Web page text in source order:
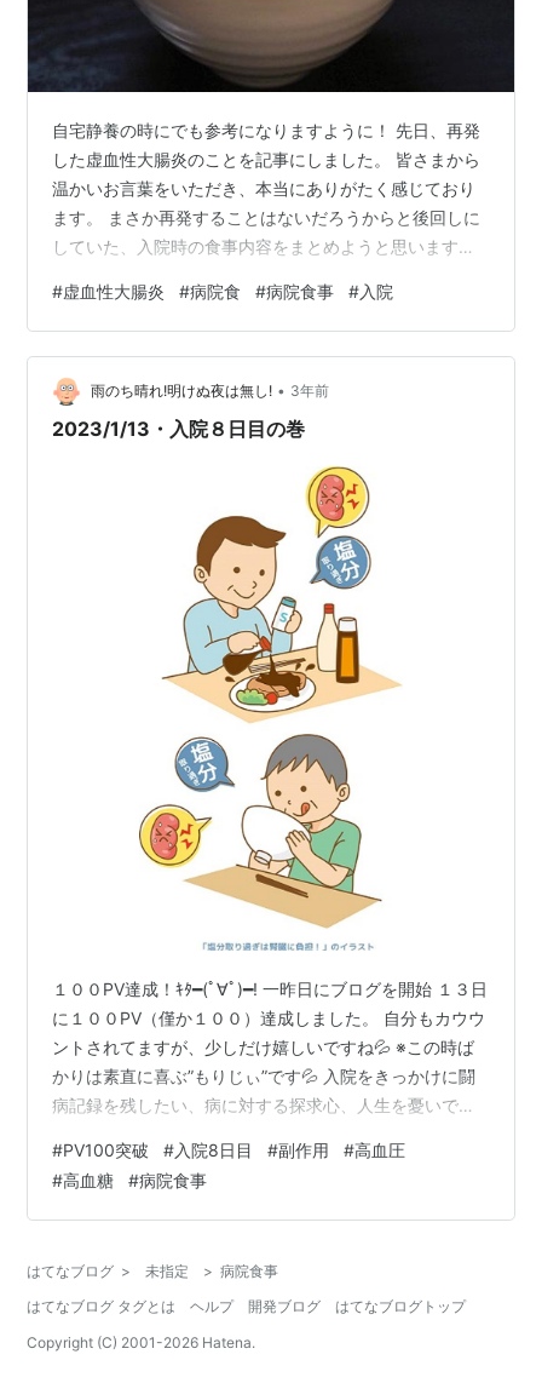
自宅静養の時にでも参考になりますように！ 先日、再発
した虚血性大腸炎のことを記事にしました。 皆さまから
温かいお言葉をいただき、本当にありがたく感じており
ます。 まさか再発することはないだろうからと後回しに
していた、入院時の食事内容をまとめようと思います。
る方の何らかの助けになれば幸いです。全３回にわたる
予定ですので、よろしければお付き合いください。 虚血
性大腸炎 - Wikipedia に罹ったのは３年前だと思ってい
たのですが、この記事を書くために写真を見直したら ２
０２１年の１０月のことでした。うーむ、勘違い(*‘∀‘) で
#虚血性大腸炎 #病院食 #病院食事 #入院
雨のち晴れ!明けぬ夜は無し! • 3年前
2023/1/13・入院８日目の巻
１００PV達成！ｷﾀ━(ﾟ∀ﾟ)━! 一昨日にブログを開始 １３日
に１００PV（僅か１００）達成しました。 自分もカウウ
ントされてますが、少しだけ嬉しいですね💦 ※この時ば
かりは素直に喜ぶ”もりじぃ”です💦 入院をきっかけに闘
病記録を残したい、病に対する探求心、人生を憂いでみ
ながら家族に自分を伝えてみては？ などなど💦 自身、嫁
や家族と生活した時間を振り返りながら・・・も 自問自
答！の日々。ブログなんて器用なことを？ ある日？思う
で立ち上げました！ 福祉業界の一部は、IT化も遅く発信
力も弱…
#PV100突破 #入院8日目 #副作用 #高血圧
#高血糖 #病院食事
はてなブログ > 未指定 > 病院食事
はてなブログ タグとは
ヘルプ 開発ブログ
はてなブログトップ
Copyright (C) 2001-2026 Hatena.